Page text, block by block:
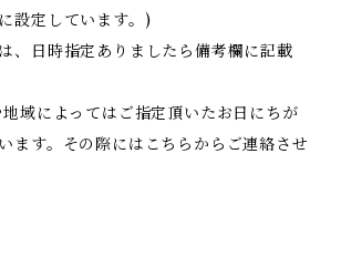
設定しています。)
、日時指定ありましたら備考欄に記載
域によってはご指定頂いたお日にちが
ます。その際にはこちらからご連絡させ